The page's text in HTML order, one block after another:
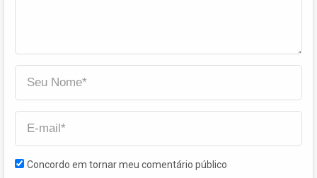
Concordo em tornar meu comentário público